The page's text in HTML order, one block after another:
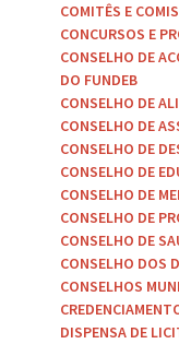
COMITÊS E
CONCURSOS E
CONSELHO DE
DO FUNDEB
CONSELHO DE
CONSELHO DE
CONSELHO DE
CONSELHO DE
CONSELHO DE
CONSELHO DE
CONSELHO DE
CONSELHO DOS
CONSELHOS
DISPENSA DE